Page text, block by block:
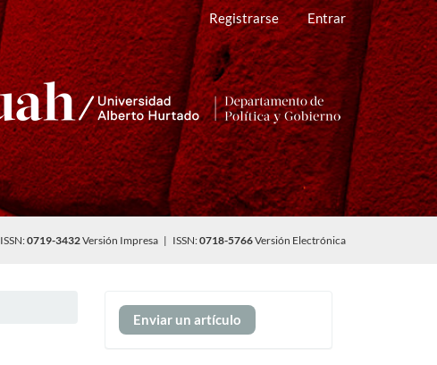
Registrarse Entrar
ISSN:0719-3432Versión Impresa | ISSN:0718-5766Versión Electrónica
Enviar
un
Enviar un artículo